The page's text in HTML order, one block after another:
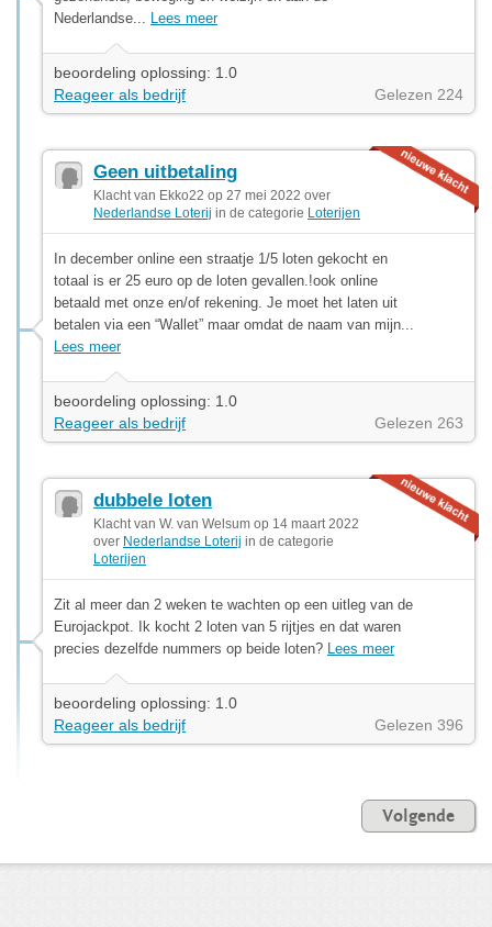
Nederlandse... Lees meer
beoordeling oplossing: 1.0
Reageer als bedrijf
Gelezen 224
Geen uitbetaling
Klacht van Ekko22 op 27 mei 2022 over
Nederlandse Loterij in de categorie Loterijen
In december online een straatje 1/5 loten gekocht en
totaal is er 25 euro op de loten gevallen.!ook online
betaald met onze en/of rekening. Je moet het laten uit
betalen via een “Wallet” maar omdat de naam van mijn...
Lees meer
beoordeling oplossing: 1.0
Reageer als bedrijf
Gelezen 263
dubbele loten
Klacht van W. van Welsum op 14 maart 2022
over Nederlandse Loterij in de categorie
Loterijen
Zit al meer dan 2 weken te wachten op een uitleg van de
Eurojackpot. Ik kocht 2 loten van 5 rijtjes en dat waren
precies dezelfde nummers op beide loten? Lees meer
beoordeling oplossing: 1.0
Reageer als bedrijf
Gelezen 396
Volgende